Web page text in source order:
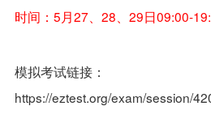
时间：5月27、28、29日09:00-
模拟考试链接：
https://eztest.org/exam/session/